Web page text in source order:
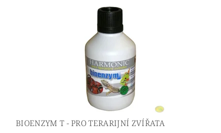
BIOENZYM T - PRO TERARIJNÍ ZVÍŘATA